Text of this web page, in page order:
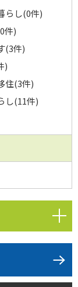
らし(0件)
件)
(3件)
)
住(3件)
し(11件)